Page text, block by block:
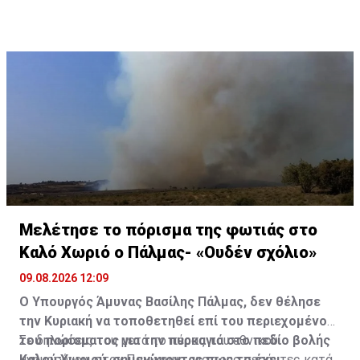
Μελέτησε το πόρισμα της φωτιάς στο
Καλό Χωριό ο Πάλμας- «Ουδέν σχόλιο»
09.08.2026 12:09
Ο Υπουργός Άμυνας Βασίλης Πάλμας, δεν θέλησε
την Κυριακή να τοποθετηθεί επί του περιεχομένου
του πορίσματος για την πυρκαγιά στο πεδίο βολής
Σε δηλώσεις του μετά το πέρας του εθνικού